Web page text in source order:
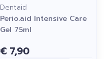
Dentaid
Perio.aid Intensive Care
Gel 75ml
€ 7,90